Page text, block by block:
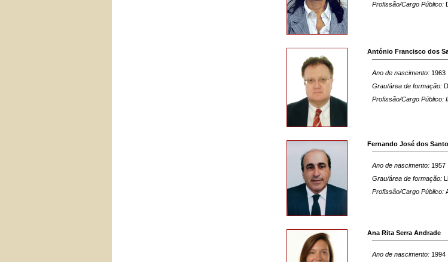
Profissão/Cargo Público:
António Francisco dos
Ano de nascimento: 1963
Grau/área de formação:
Profissão/Cargo Público:
Fernando José dos
Ano de nascimento: 1957
Grau/área de formação:
Profissão/Cargo Público:
Ana Rita Serra Andrade
Ano de nascimento: 1994